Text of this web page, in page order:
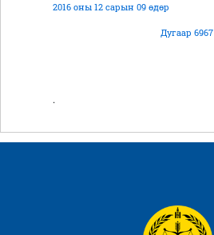
2016 оны 12 сарын 09 өдөр
Дугаар 6967
.